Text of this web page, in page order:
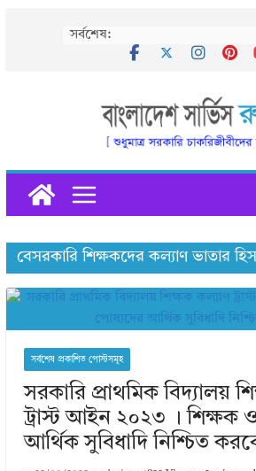
সর্বশেষ:
বেসরকারি শিক্ষকদের কল্যাণ ভাতার
সর্বশেষ প্রকাশিত পোস্টসমূহ
সরকারি প্রাথমিক বিদ্যালয়
ট্রাস্ট আইন ২০২৩ । শিক্ষক
আর্থিক সুবিধাদি নিশ্চিত